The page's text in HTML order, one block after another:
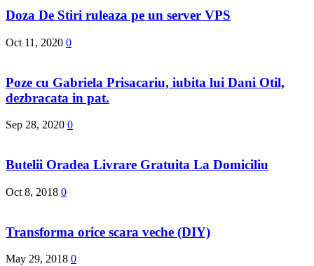
Doza De Stiri ruleaza pe un server VPS
Oct 11, 2020 0
Poze cu Gabriela Prisacariu, iubita lui Dani Otil,
dezbracata in pat.
Sep 28, 2020 0
Butelii Oradea Livrare Gratuita La Domiciliu
Oct 8, 2018 0
Transforma orice scara veche (DIY)
May 29, 2018 0